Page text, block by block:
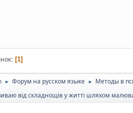
1
► Форум на русском языке ► Методы в
від складнощів у житті шляхом